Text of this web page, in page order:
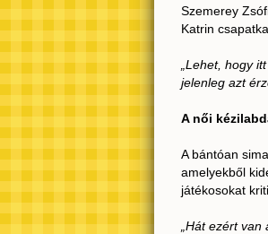
Szemerey
Katrin
„Lehet, hogy
jelenleg azt
A női
A bántóan
amelyekből
játékosokat
„Hát ezért